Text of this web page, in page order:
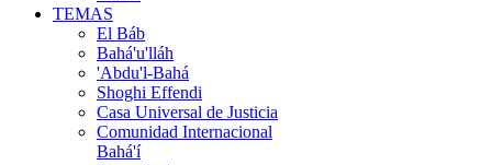
TEMAS
El Báb
Bahá'u'lláh
'Abdu'l-Bahá
Shoghi Effendi
Casa Universal de Justicia
Comunidad Internacional
Bahá'í